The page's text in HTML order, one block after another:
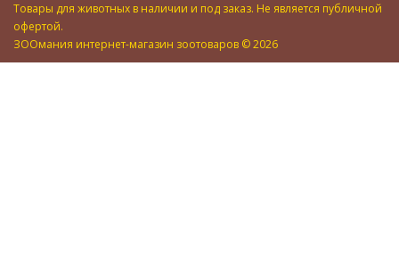
Товары для животных в наличии и под заказ. Не является публичной
офертой.
ЗООмания интернет-магазин зоотоваров © 2026